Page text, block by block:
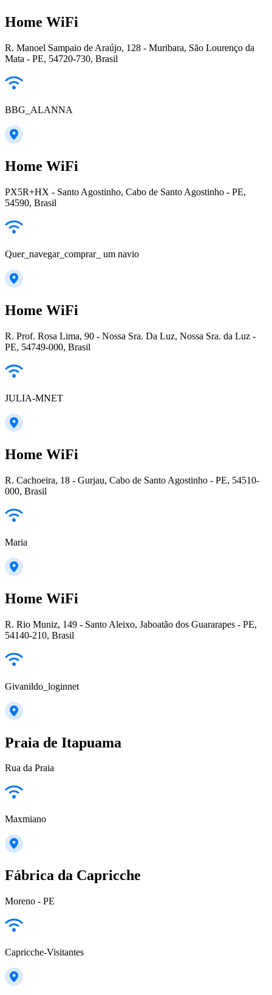
Home WiFi
R. Manoel Sampaio de Araújo, 128 - Muribara, São Lourenço da
Mata - PE, 54720-730, Brasil
BBG_ALANNA
Home WiFi
PX5R+HX - Santo Agostinho, Cabo de Santo Agostinho - PE,
54590, Brasil
Quer_navegar_comprar_ um navio
Home WiFi
R. Prof. Rosa Lima, 90 - Nossa Sra. Da Luz, Nossa Sra. da Luz -
PE, 54749-000, Brasil
JULIA-MNET
Home WiFi
R. Cachoeira, 18 - Gurjau, Cabo de Santo Agostinho - PE, 54510-
000, Brasil
Maria
Home WiFi
R. Rio Muniz, 149 - Santo Aleixo, Jaboatão dos Guararapes - PE,
54140-210, Brasil
Givanildo_loginnet
Praia de Itapuama
Rua da Praia
Maxmiano
Fábrica da Capricche
Moreno - PE
Capricche-Visitantes